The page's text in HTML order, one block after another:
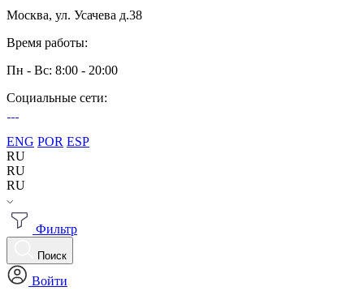
Москва, ул. Усачева д.38
Время работы:
Пн - Вс: 8:00 - 20:00
Социальные сети:
ENG POR ESP
RU
RU
RU
Фильтр
Поиск
Войти